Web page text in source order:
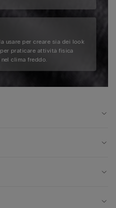
usare per creare sia dei look
praticare attività fisica
clima freddo.